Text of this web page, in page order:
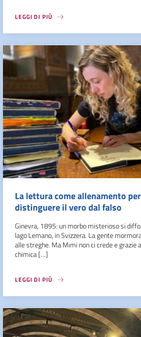
LEGGI DI PIÙ
La lettura come allenamento
distinguere il vero dal falso
Ginevra, 1895: un morbo misterioso si
lago Lemano, in Svizzera. La gente
alle streghe. Ma Mimi non ci crede e grazie
chimica […]
LEGGI DI PIÙ